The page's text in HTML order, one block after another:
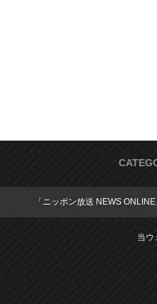
「ニッポン放送 NEWS
当ウ